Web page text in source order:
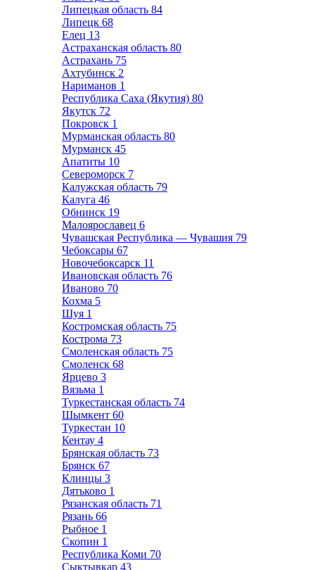
Липецкая область 84
Липецк 68
Елец 13
Астраханская область 80
Астрахань 75
Ахтубинск 2
Нариманов 1
Республика Саха (Якутия) 80
Якутск 72
Покровск 1
Мурманская область 80
Мурманск 45
Апатиты 10
Североморск 7
Калужская область 79
Калуга 46
Обнинск 19
Малоярославец 6
Чувашская Республика — Чувашия 79
Чебоксары 67
Новочебоксарск 11
Ивановская область 76
Иваново 70
Кохма 5
Шуя 1
Костромская область 75
Кострома 73
Смоленская область 75
Смоленск 68
Ярцево 3
Вязьма 1
Туркестанская область 74
Шымкент 60
Туркестан 10
Кентау 4
Брянская область 73
Брянск 67
Клинцы 3
Дятьково 1
Рязанская область 71
Рязань 66
Рыбное 1
Скопин 1
Республика Коми 70
Сыктывкар 43